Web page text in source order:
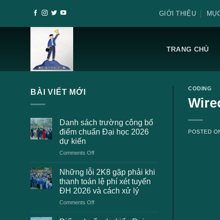
GIỚI THIỆU
TRANG CHỦ
BÀI VIẾT MỚI
Danh sách trường công bố
điểm chuẩn Đại học 2026
dự kiến
Comments Offon
sách
trường
công
bố
điểm
Đại
Những lỗi 2K8 gặp phải khi
thanh toán lệ phí xét tuyển
ĐH 2026 và cách xử lý
Comments Offon
lỗi
CODING
POSTED